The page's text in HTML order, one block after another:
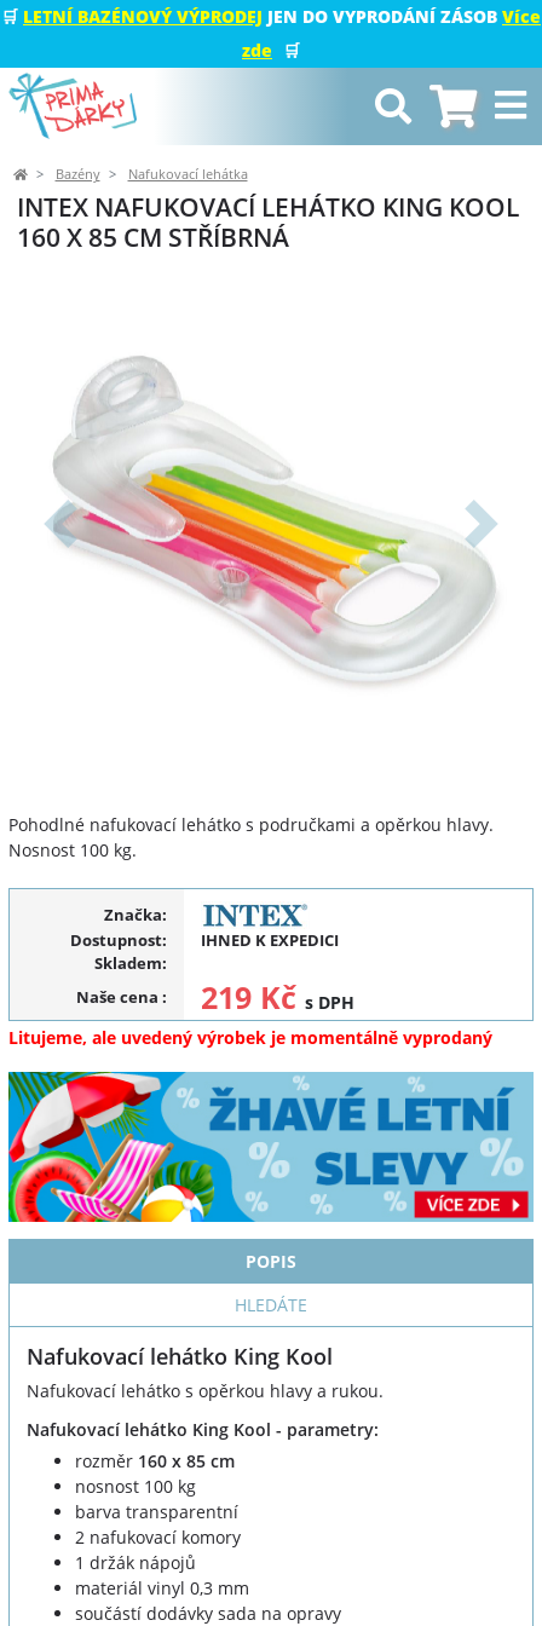
🛒 LETNÍ BAZÉNOVÝ VÝPRODEJ JEN DO VYPRODÁNÍ ZÁSOB Více
zde
🛒
Bazény Nafukovací lehátka
INTEX NAFUKOVACÍ LEHÁTKO KING KOOL
160 X 85 CM STŘÍBRNÁ
Předchozí Další
Pohodlné nafukovací lehátko s područkami a opěrkou hlavy.
Nosnost 100 kg.
Značka:
Dostupnost:
IHNED K EXPEDICI
Skladem:
Naše cena : 219 Kč s DPH
Litujeme, ale uvedený výrobek je momentálně vyprodaný
POPIS
HLEDÁTE
Nafukovací lehátko King Kool
Nafukovací lehátko s opěrkou hlavy a rukou.
Nafukovací lehátko King Kool - parametry:
rozměr 160 x 85 cm
nosnost 100 kg
barva transparentní
2 nafukovací komory
1 držák nápojů
materiál vinyl 0,3 mm
součástí dodávky sada na opravy